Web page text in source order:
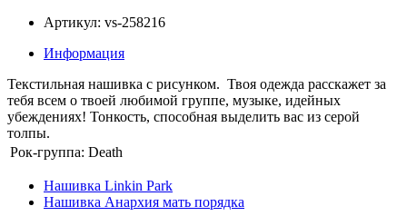
Артикул: vs-258216
Информация
Текстильная нашивка с рисунком. Твоя одежда расскажет за
тебя всем о твоей любимой группе, музыке, идейных
убеждениях! Тонкость, способная выделить вас из серой
толпы.
Рок-группа: Death
Нашивка Linkin Park
Нашивка Анархия мать порядка